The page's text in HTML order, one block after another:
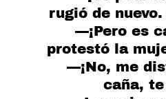
rugió de nuevo.
—¡Pero es
protestó la
—¡No, me diste
caña,